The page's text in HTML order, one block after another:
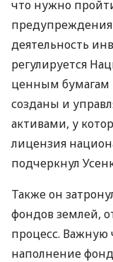
что нужно
предупреждения
деятельность
регулируется
ценным бумагам
созданы и
активами, у
лицензия
подчеркнул
Также он
фондов землей,
процесс. Важную
наполнение